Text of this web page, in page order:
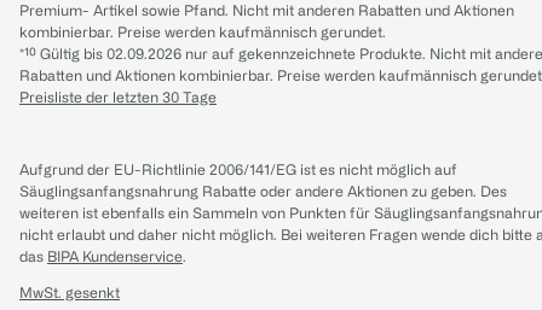
Premium- Artikel sowie Pfand. Nicht mit anderen Rabatten und Aktionen
kombinierbar. Preise werden kaufmännisch gerundet.
*¹⁰ Gültig bis 02.09.2026 nur auf gekennzeichnete Produkte. Nicht mit
Rabatten und Aktionen kombinierbar. Preise werden kaufmännisch
Preisliste der letzten 30 Tage
Aufgrund der EU-Richtlinie 2006/141/EG ist es nicht möglich auf
Säuglingsanfangsnahrung Rabatte oder andere Aktionen zu geben. Des
weiteren ist ebenfalls ein Sammeln von Punkten für
nicht erlaubt und daher nicht möglich. Bei weiteren Fragen wende dich bitte
das BIPA Kundenservice.
MwSt. gesenkt